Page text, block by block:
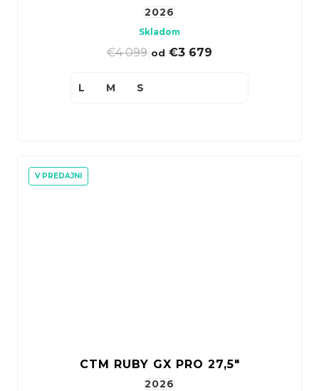
2026
Skladom
€4 099 od €3 679
L M S
V PREDAJNI
CTM RUBY GX PRO 27,5"
2026